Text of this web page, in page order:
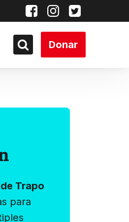
Donar
Trapo
para